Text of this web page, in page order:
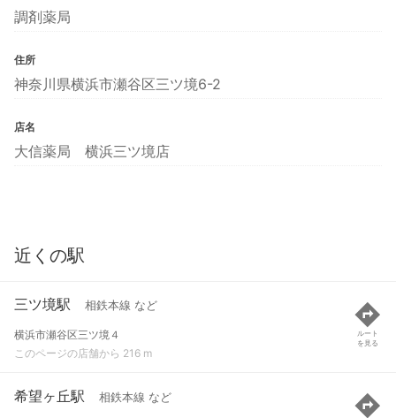
調剤薬局
住所
神奈川県横浜市瀬谷区三ツ境6-2
店名
大信薬局 横浜三ツ境店
近くの駅
三ツ境駅 相鉄本線 など
横浜市瀬谷区三ツ境４
このページの店舗から 216 m
ルート
を見る
希望ヶ丘駅 相鉄本線 など